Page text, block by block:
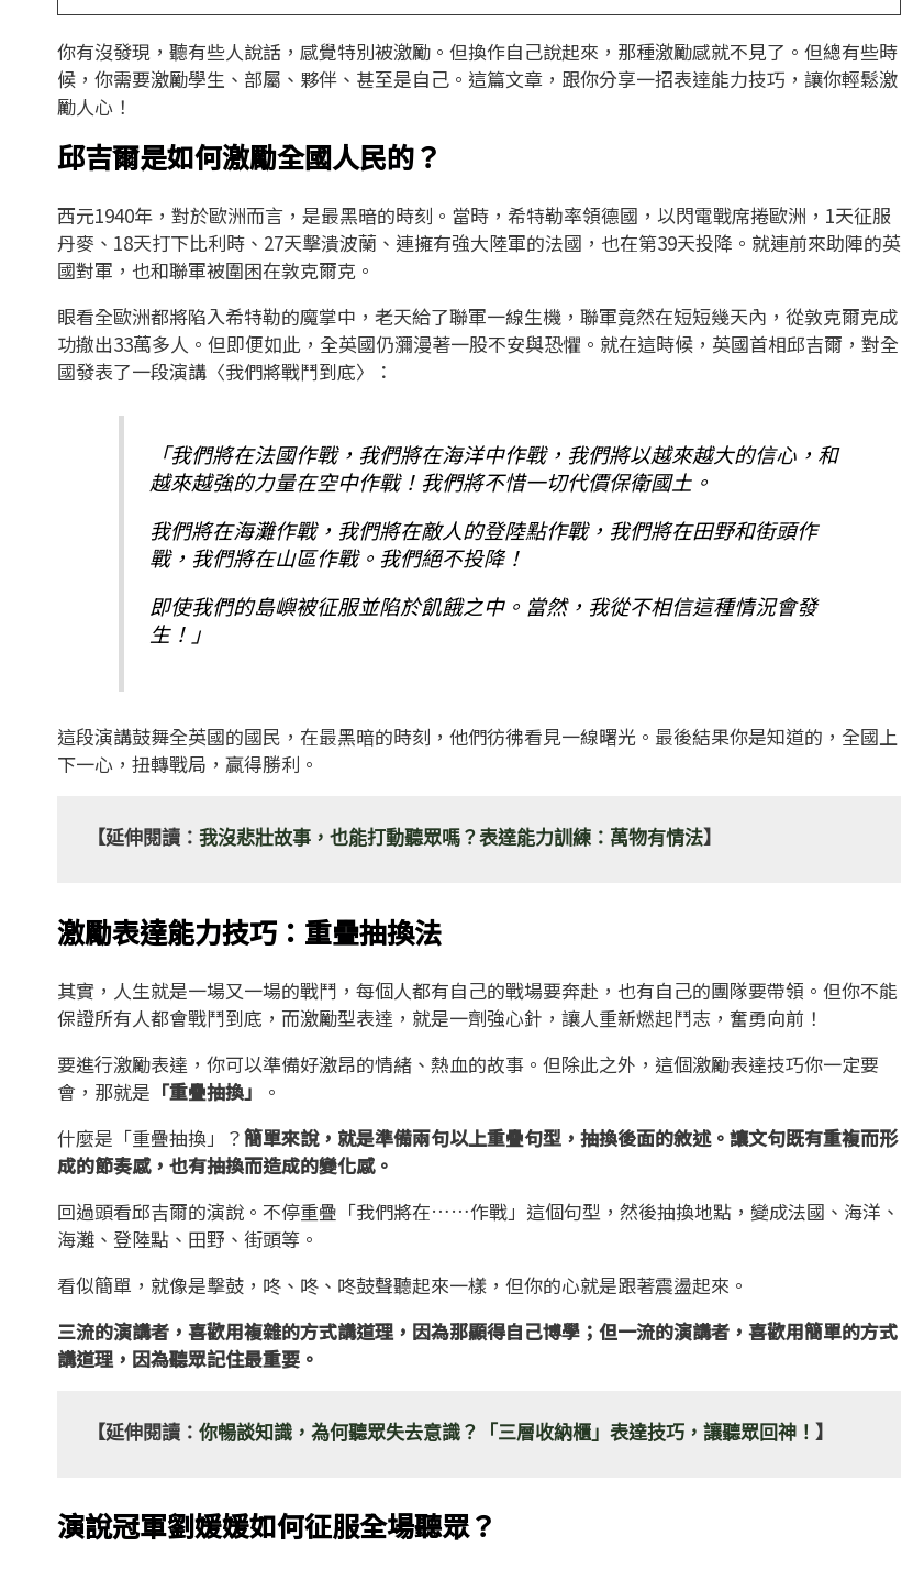
你有沒發現，聽有些人說話，感覺特別被激勵。但換作自己說起來，那種激勵感就不見了。但總有些時
候，你需要激勵學生、部屬、夥伴、甚至是自己。這篇文章，跟你分享一招表達能力技巧，讓你輕鬆激
勵人心！
邱吉爾是如何激勵全國人民的？
西元1940年，對於歐洲而言，是最黑暗的時刻。當時，希特勒率領德國，以閃電戰席捲歐洲，1天征服
丹麥、18天打下比利時、27天擊潰波蘭、連擁有強大陸軍的法國，也在第39天投降。就連前來助陣的英
國對軍，也和聯軍被圍困在敦克爾克。
眼看全歐洲都將陷入希特勒的魔掌中，老天給了聯軍一線生機，聯軍竟然在短短幾天內，從敦克爾克成
功撤出33萬多人。但即便如此，全英國仍瀰漫著一股不安與恐懼。就在這時候，英國首相邱吉爾，對全
國發表了一段演講〈我們將戰鬥到底〉：
「我們將在法國作戰，我們將在海洋中作戰，我們將以越來越大的信心，和
越來越強的力量在空中作戰！我們將不惜一切代價保衛國土。
我們將在海灘作戰，我們將在敵人的登陸點作戰，我們將在田野和街頭作
戰，我們將在山區作戰。我們絕不投降！
即使我們的島嶼被征服並陷於飢餓之中。當然，我從不相信這種情況會發
生！」
這段演講鼓舞全英國的國民，在最黑暗的時刻，他們彷彿看見一線曙光。最後結果你是知道的，全國上
下一心，扭轉戰局，贏得勝利。
【延伸閱讀：我沒悲壯故事，也能打動聽眾嗎？表達能力訓練：萬物有情法】
激勵表達能力技巧：重疊抽換法
其實，人生就是一場又一場的戰鬥，每個人都有自己的戰場要奔赴，也有自己的團隊要帶領。但你不能
保證所有人都會戰鬥到底，而激勵型表達，就是一劑強心針，讓人重新燃起鬥志，奮勇向前！
要進行激勵表達，你可以準備好激昂的情緒、熱血的故事。但除此之外，這個激勵表達技巧你一定要
會，那就是 「重疊抽換」
。
什麼是「重疊抽換」？簡單來說，就是準備兩句以上重疊句型，抽換後面的敘述。讓文句既有重複而形
成的節奏感，也有抽換而造成的變化感。
回過頭看邱吉爾的演說。不停重疊「我們將在……作戰」這個句型，然後抽換地點，變成法國、海洋、
海灘、登陸點、田野、街頭等。
看似簡單，就像是擊鼓，咚、咚、咚鼓聲聽起來一樣，但你的心就是跟著震盪起來。
三流的演講者，喜歡用複雜的方式講道理，因為那顯得自己博學；但一流的演講者，喜歡用簡單的方式
講道理，因為聽眾記住最重要。
【延伸閱讀：你暢談知識，為何聽眾失去意識？「三層收納櫃」表達技巧，讓聽眾回神！ 】
演說冠軍劉媛媛如何征服全場聽眾？